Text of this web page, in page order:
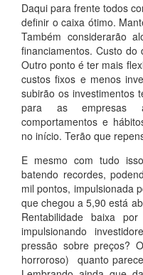
Daqui para frente todos
definir o caixa ótimo.
Também considerarão
financiamentos. Custo
Outro ponto é ter mais
custos fixos e menos
subirão os investimentos
para as empresas
comportamentos e
no início. Terão que
E mesmo com tudo
batendo recordes,
mil pontos, impulsionada
que chegou a 5,90 está
Rentabilidade baixa
impulsionando
pressão sobre preços?
horroroso) quanto